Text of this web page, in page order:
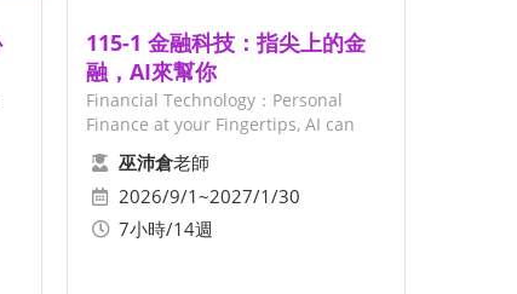
115-1 金融科技：指尖上的金
融，AI來幫你
Financial Technology：Personal
Finance at your Fingertips, AI can
help
巫沛倉老師
2026/9/1~2027/1/30
7小時/14週